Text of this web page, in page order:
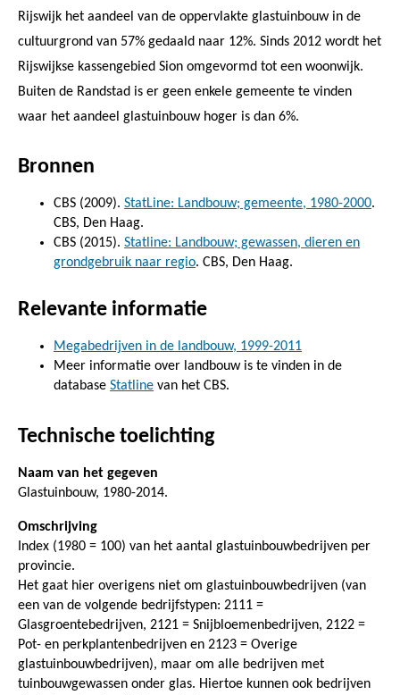
Rijswijk het aandeel van de oppervlakte glastuinbouw in de
cultuurgrond van 57% gedaald naar 12%. Sinds 2012 wordt het
Rijswijkse kassengebied Sion omgevormd tot een woonwijk.
Buiten de Randstad is er geen enkele gemeente te vinden
waar het aandeel glastuinbouw hoger is dan 6%.
Bronnen
CBS (2009). StatLine: Landbouw; gemeente, 1980-2000.
CBS, Den Haag.
CBS (2015). Statline: Landbouw; gewassen, dieren en
grondgebruik naar regio. CBS, Den Haag.
Relevante informatie
Megabedrijven in de landbouw, 1999-2011
Meer informatie over landbouw is te vinden in de
database Statline van het CBS.
Technische toelichting
Naam van het gegeven
Glastuinbouw, 1980-2014.
Omschrijving
Index (1980 = 100) van het aantal glastuinbouwbedrijven per
provincie.
Het gaat hier overigens niet om glastuinbouwbedrijven (van
een van de volgende bedrijfstypen: 2111 =
Glasgroentebedrijven, 2121 = Snijbloemenbedrijven, 2122 =
Pot- en perkplantenbedrijven en 2123 = Overige
glastuinbouwbedrijven), maar om alle bedrijven met
tuinbouwgewassen onder glas. Hiertoe kunnen ook bedrijven